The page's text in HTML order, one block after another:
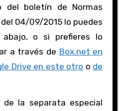
del 04/09/2015 lo puedes
o si prefieres lo
a través de Box.net en
Drive en este otro o de
de la separata especial